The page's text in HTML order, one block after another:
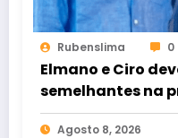
Rubenslima 0
Elmano e Ciro
semelhantes na
de rádio e TV
Agosto 8, 2026